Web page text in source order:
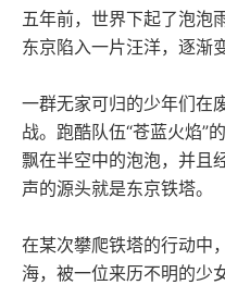
五年前，世界下起了泡泡
东京陷入一片汪洋，逐渐
一群无家可归的少年们在
战。跑酷队伍“苍蓝火焰”
飘在半空中的泡泡，并且
声的源头就是东京铁塔。
在某次攀爬铁塔的行动中
海，被一位来历不明的少